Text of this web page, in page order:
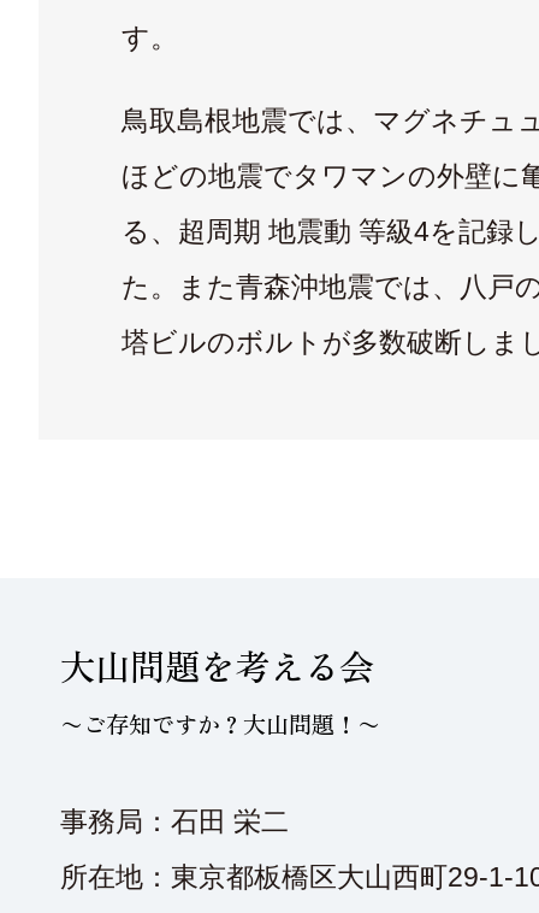
す。
鳥取島根地震では、マグネチュ
ほどの地震でタワマンの外壁に
る、超周期 地震動 等級4を記録
た。また青森沖地震では、八戸
塔ビルのボルトが多数破断しま
大山問題を考える会
〜ご存知ですか？大山問題！〜
事務局：石田 栄二
所在地：東京都板橋区大山西町29-1-